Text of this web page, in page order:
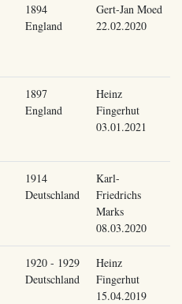
1894
England
Gert-Jan Moed
22.02.2020
1897
England
Heinz
Fingerhut
03.01.2021
1914
Deutschland
Karl-
Friedrichs
Marks
08.03.2020
1920 - 1929
Deutschland
Heinz
Fingerhut
15.04.2019